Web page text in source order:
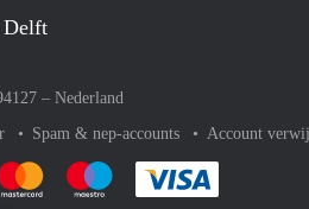
Delft
– Nederland
Spam & nep-accounts Account
rekent gemakkelijk af met Paypal
Je rekent gemakkelijk af met Mastercard
Je rekent gemakkelijk af met